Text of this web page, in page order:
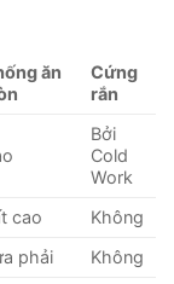
ăn
Cứng
rắn
Bởi
Cold
Work
cao
Không
phải Không